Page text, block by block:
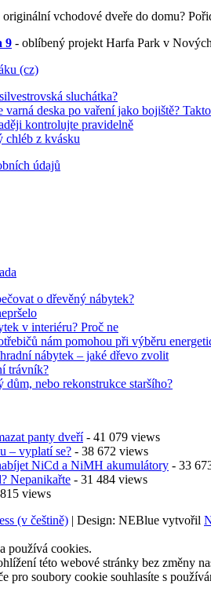
originální vchodové dveře do domu?
9 - oblíbený projekt Harfa Park v
(cz)
sluchátka?
varná deska po vaření jako bojiště?
kontrolujte pravidelně
chléb z kvásku
údajů
o dřevěný nábytek?
v interiéru? Proč ne
nám pomohou při výběru
nábytek – jaké dřevo zvolit
trávník?
nebo rekonstrukce staršího?
panty dveří- 41 079 views
– vyplatí se? - 38 672 views
NiCd a NiMH akumulátory - 33
Nepanikařte - 31 484 views
views
(v češtině) | Design: NEBlue vytvořil
používá cookies.
této webové stránky bez změny
pro soubory cookie souhlasíte s